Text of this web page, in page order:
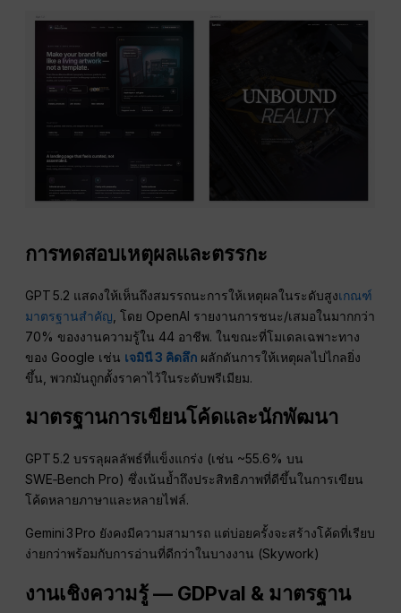
การทดสอบเหตุผลและตรรกะ
GPT 5.2 แสดงให้เห็นถึงสมรรถนะการให้เหตุผลในระดับสูงเกณฑ์
มาตรฐานสำคัญ , โดย OpenAI รายงานการชนะ/เสมอในมากกว่า
70% ของงานความรู้ใน 44 อาชีพ. ในขณะที่โมเดลเฉพาะทาง
ของ Google เช่น เจมินี 3 คิดลึก ผลักดันการให้เหตุผลไปไกลยิ่ง
ขึ้น, พวกมันถูกตั้งราคาไว้ในระดับพรีเมียม.
มาตรฐานการเขียนโค้ดและนักพัฒนา
GPT 5.2 บรรลุผลลัพธ์ที่แข็งแกร่ง (เช่น ~55.6% บน
SWE‑Bench Pro) ซึ่งเน้นย้ำถึงประสิทธิภาพที่ดีขึ้นในการเขียน
โค้ดหลายภาษาและหลายไฟล์.
Gemini 3 Pro ยังคงมีความสามารถ แต่บ่อยครั้งจะสร้างโค้ดที่เรียบ
ง่ายกว่าพร้อมกับการอ่านที่ดีกว่าในบางงาน (Skywork)
งานเชิงความรู้ — GDPval & มาตรฐาน